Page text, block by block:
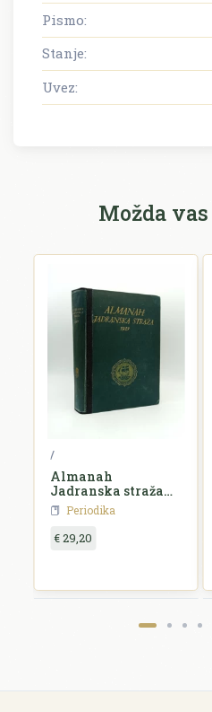
Pismo:
Stanje:
Uvez:
Možda
/
Almanah
Jadranska straža
za 1927. godinu
Periodika
€ 29,20